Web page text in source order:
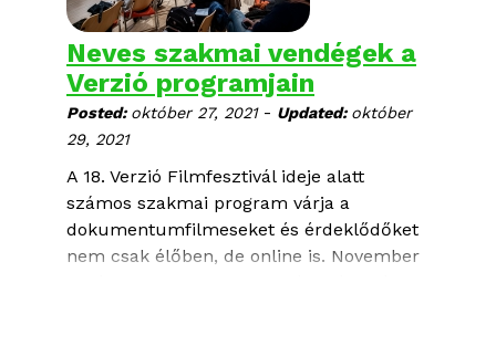
Neves szakmai vendégek a
Verzió programjain
Posted:október 27, 2021 - Updated:október
29, 2021
A 18. Verzió Filmfesztivál ideje alatt
számos szakmai program várja a
dokumentumfilmeseket és érdeklődőket
nem csak élőben, de online is. November